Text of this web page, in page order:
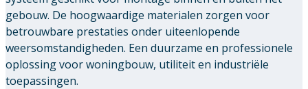
gebouw. De hoogwaardige materialen zorgen voor
betrouwbare prestaties onder uiteenlopende
weersomstandigheden. Een duurzame en professionele
oplossing voor woningbouw, utiliteit en industriële
toepassingen.